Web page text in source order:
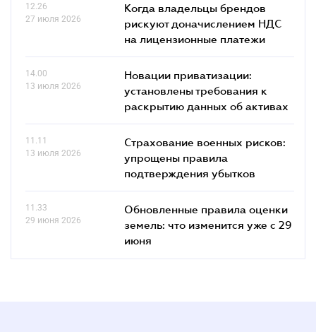
12.26
27 июля 2026
Когда владельцы брендов
рискуют доначислением НДС
на лицензионные платежи
14.00
13 июля 2026
Новации приватизации:
установлены требования к
раскрытию данных об активах
11.11
13 июля 2026
Страхование военных рисков:
упрощены правила
подтверждения убытков
11.33
29 июня 2026
Обновленные правила оценки
земель: что изменится уже с 29
июня